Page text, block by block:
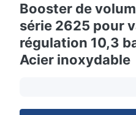
Booster de
série 2625 pour
régulation 10,3
Acier inoxydable